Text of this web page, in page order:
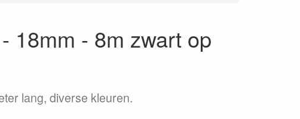
18mm - 8m zwart op
lang, diverse kleuren.